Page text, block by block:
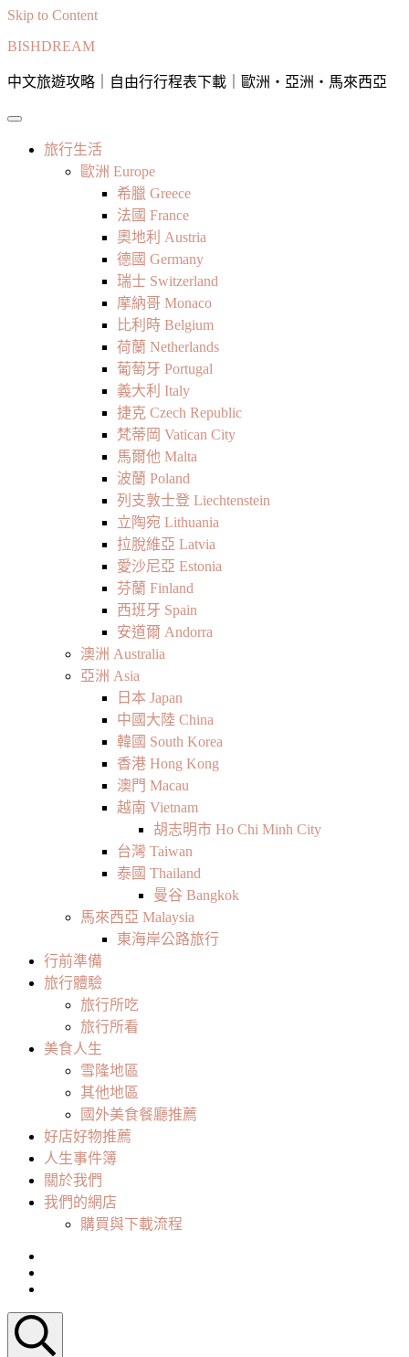
Skip to Content
BISHDREAM
中文旅遊攻略｜自由行行程表下載｜歐洲・亞洲・馬來西亞
旅行生活
歐洲 Europe
希臘 Greece
法國 France
奧地利 Austria
德國 Germany
瑞士 Switzerland
摩納哥 Monaco
比利時 Belgium
荷蘭 Netherlands
葡萄牙 Portugal
義大利 Italy
捷克 Czech Republic
梵蒂岡 Vatican City
馬爾他 Malta
波蘭 Poland
列支敦士登 Liechtenstein
立陶宛 Lithuania
拉脫維亞 Latvia
愛沙尼亞 Estonia
芬蘭 Finland
西班牙 Spain
安道爾 Andorra
澳洲 Australia
亞洲 Asia
日本 Japan
中國大陸 China
韓國 South Korea
香港 Hong Kong
澳門 Macau
越南 Vietnam
胡志明市 Ho Chi Minh City
台灣 Taiwan
泰國 Thailand
曼谷 Bangkok
馬來西亞 Malaysia
東海岸公路旅行
行前準備
旅行體驗
旅行所吃
旅行所看
美食人生
雪隆地區
其他地區
國外美食餐廳推薦
好店好物推薦
人生事件簿
關於我們
我們的網店
購買與下載流程